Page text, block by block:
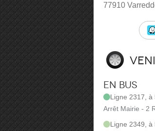
77910
En bus
Ligne 2317, à
Arrêt Mairie - 2
Ligne 2349, à